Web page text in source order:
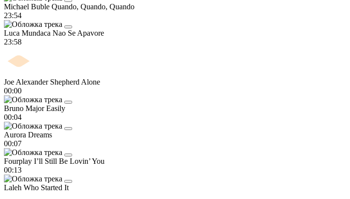
Michael Buble Quando, Quando, Quando
23:54
Luca Mundaca Nao Se Apavore
23:58
Joe Alexander Shepherd Alone
00:00
Bruno MajorEasily
00:04
Aurora Dreams
00:07
Fourplay I’ll Still Be Lovin’ You
00:13
Laleh Who Started It